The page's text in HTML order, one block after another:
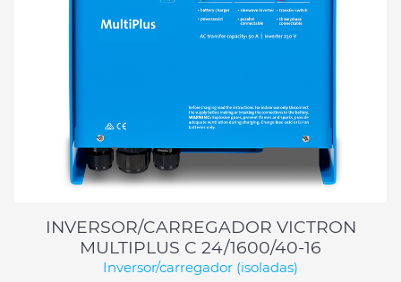
INVERSOR/CARREGADOR VICTRON
MULTIPLUS C 24/1600/40-16
Inversor/carregador (isoladas)